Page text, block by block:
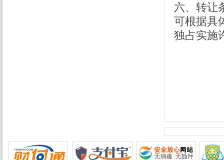
六、转让
可根据具
独占实施